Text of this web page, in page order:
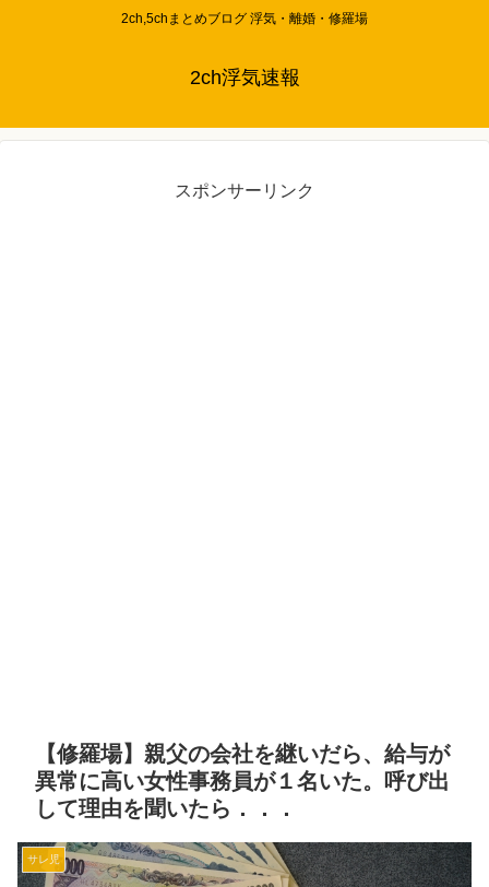
2ch,5chまとめブログ 浮気・離婚・修羅場
2ch浮気速報
スポンサーリンク
【修羅場】親父の会社を継いだら、給与が
異常に高い女性事務員が１名いた。呼び出
して理由を聞いたら．．．
サレ児